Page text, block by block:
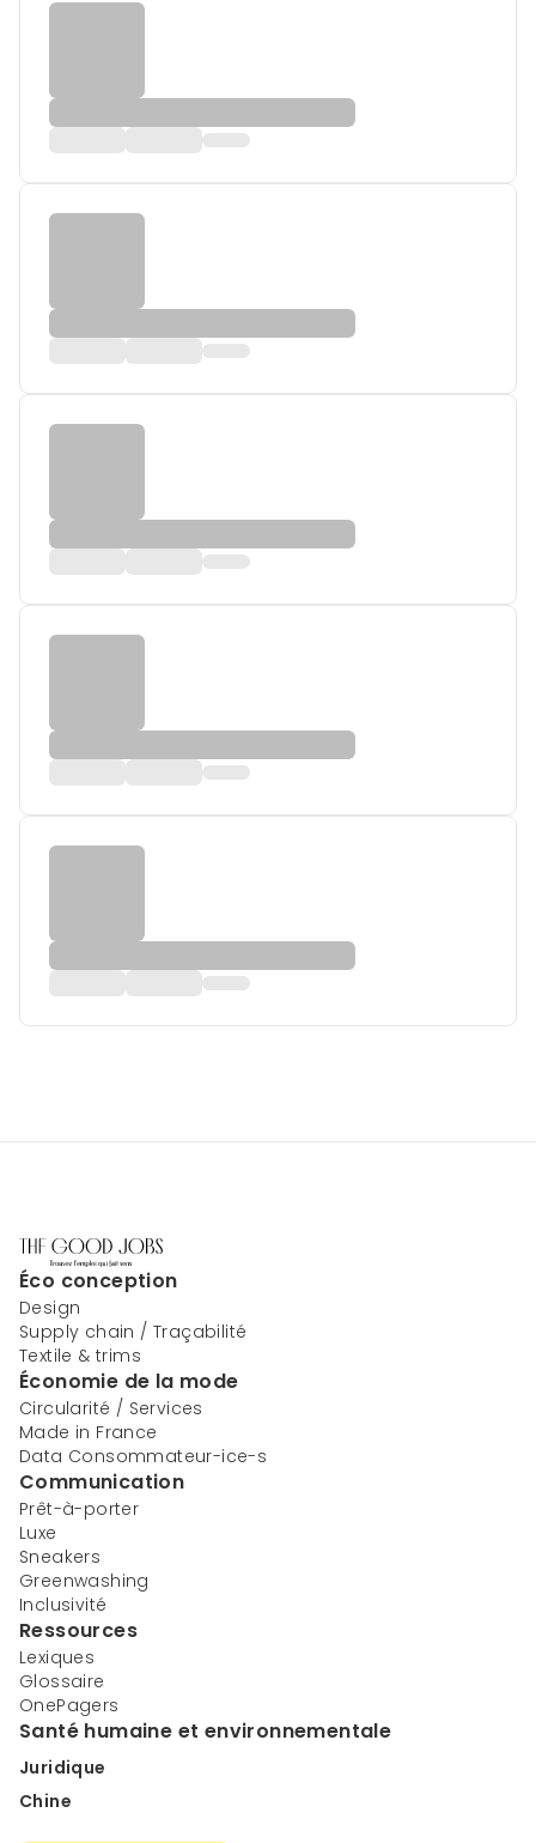
Éco conception
Design
Supply chain / Traçabilité
Textile & trims
Économie de la mode
Circularité / Services
Made in France
Data Consommateur-ice-s
Communication
Prêt-à-porter
Luxe
Sneakers
Greenwashing
Inclusivité
Ressources
Lexiques
Glossaire
OnePagers
Santé humaine et environnementale
Juridique
Chine